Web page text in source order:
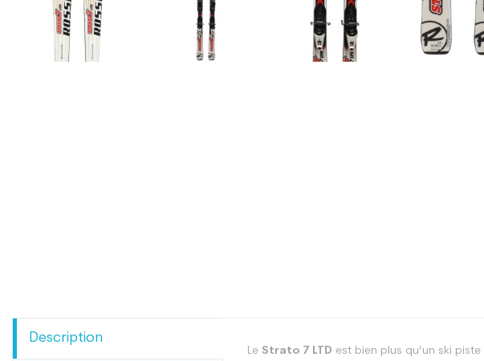
Description
Le Strato 7 LTD est bien plus qu’un ski piste